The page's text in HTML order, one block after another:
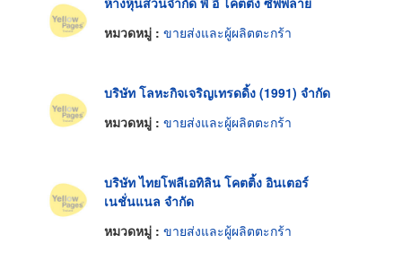
หมวดหมู่ : ขายส่งและผู้ผลิตตะกร้า
บริษัท โลหะกิจเจริญเทรดดิ้ง (1991) จำกัด
หมวดหมู่ : ขายส่งและผู้ผลิตตะกร้า
บริษัท ไทยโพลีเอทิลิน โคตติ้ง อินเตอร์
เนชั่นแนล จำกัด
หมวดหมู่ : ขายส่งและผู้ผลิตตะกร้า